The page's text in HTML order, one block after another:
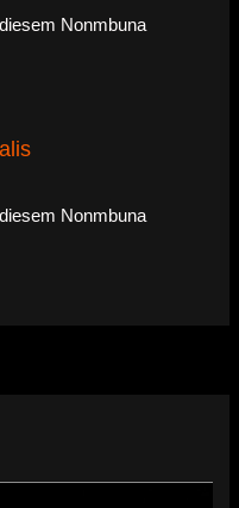
diesem Nonmbuna
diesem Nonmbuna